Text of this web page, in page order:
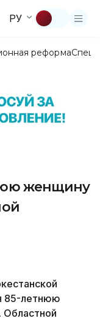
РУ
реформа
женщину
85-летнюю